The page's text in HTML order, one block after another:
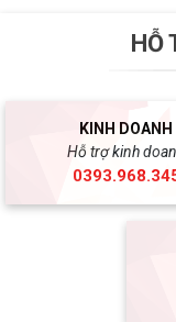
HỖ
KINH DOANH
Hỗ trợ kinh